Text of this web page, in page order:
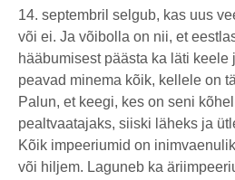
14. septembril selgub, kas uus
või ei. Ja võibolla on nii, et
hääbumisest päästa ka läti
peavad minema kõik, kellele on
Palun, et keegi, kes on seni
pealtvaatajaks, siiski läheks ja
Kõik impeeriumid on
või hiljem. Laguneb ka